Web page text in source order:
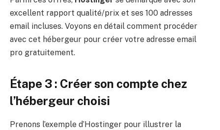
excellent rapport qualité/prix et ses 100 adresses
email incluses. Voyons en détail comment procéder
avec cet hébergeur pour créer votre adresse email
pro gratuitement.
Étape 3 : Créer son compte chez
l’hébergeur choisi
Prenons l’exemple d’Hostinger pour illustrer la